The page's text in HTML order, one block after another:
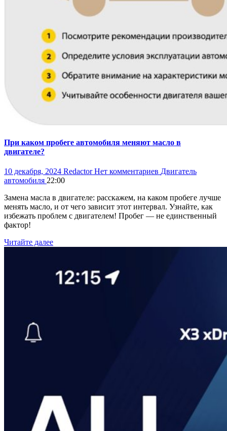
При каком пробеге автомобиля меняют масло в
двигателе?
10 декабря, 2024 RedactorНет комментариев Двигатель
автомобиля 22:00
Замена масла в двигателе: расскажем, на каком пробеге лучше
менять масло, и от чего зависит этот интервал. Узнайте, как
избежать проблем с двигателем! Пробег — не единственный
фактор!
Читайте далее